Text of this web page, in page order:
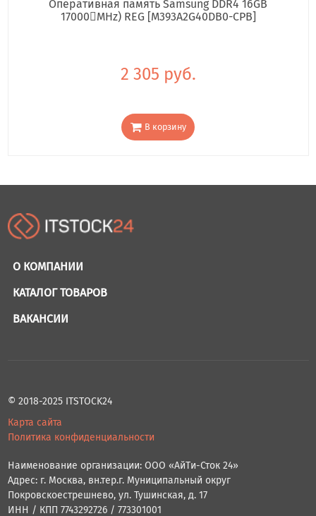
Оперативная память Samsung DDR4 16GB
17000񢋕MHz) REG [M393A2G40DB0-CPB]
2 305 руб.
В корзину
О КОМПАНИИ
КАТАЛОГ ТОВАРОВ
ВАКАНСИИ
© 2018-2025 ITSTOCK24
Карта сайта
Политика конфиденциальности
Наименование организации: ООО «АйТи-Сток 24»
Адрес: г. Москва, вн.тер.г. Муниципальный округ
Покровскоестрешнево, ул. Тушинская, д. 17
ИНН / КПП 7743292726 / 773301001